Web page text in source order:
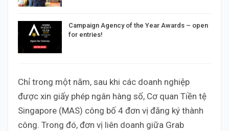
Campaign Agency of the Year Awards – open
for entries!
Chỉ trong một năm, sau khi các doanh nghiệp
được xin giấy phép ngân hàng số, Cơ quan Tiền tệ
Singapore (MAS) công bố 4 đơn vị đăng ký thành
công. Trong đó, đơn vị liên doanh giữa Grab